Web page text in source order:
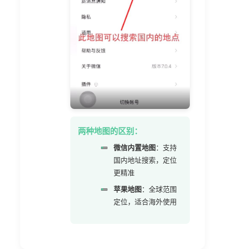
两种地图的区别：
• 微信内置地图 ：支持
国内地址搜索，定位
更精准
• 苹果地图 ：全球范围
定位，适合海外使用